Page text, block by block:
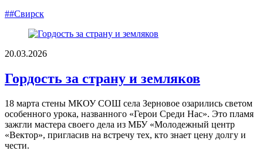
##Свирск
20.03.2026
Гордость за страну и земляков
18 марта стены МКОУ СОШ села Зерновое озарились светом
особенного урока, названного «Герои Среди Нас». Это пламя
зажгли мастера своего дела из МБУ «Молодежный центр
«Вектор», пригласив на встречу тех, кто знает цену долгу и
чести.